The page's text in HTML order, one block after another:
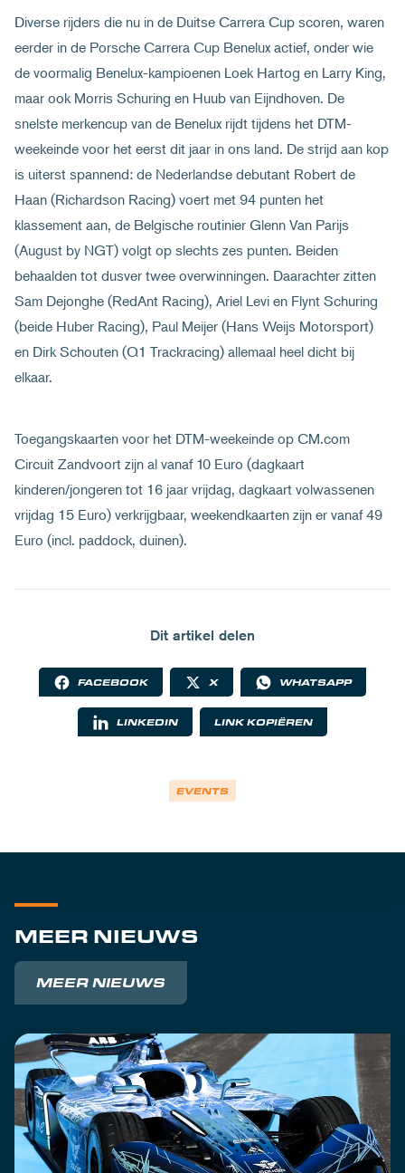
Diverse rijders die nu in de Duitse Carrera Cup scoren, waren
eerder in de Porsche Carrera Cup Benelux actief, onder wie
de voormalig Benelux-kampioenen Loek Hartog en Larry King,
maar ook Morris Schuring en Huub van Eijndhoven. De
snelste merkencup van de Benelux rijdt tijdens het DTM-
weekeinde voor het eerst dit jaar in ons land. De strijd aan kop
is uiterst spannend: de Nederlandse debutant Robert de
Haan (Richardson Racing) voert met 94 punten het
klassement aan, de Belgische routinier Glenn Van Parijs
(August by NGT) volgt op slechts zes punten. Beiden
behaalden tot dusver twee overwinningen. Daarachter zitten
Sam Dejonghe (RedAnt Racing), Ariel Levi en Flynt Schuring
(beide Huber Racing), Paul Meijer (Hans Weijs Motorsport)
en Dirk Schouten (Q1 Trackracing) allemaal heel dicht bij
elkaar.
Toegangskaarten voor het DTM-weekeinde op CM.com
Circuit Zandvoort zijn al vanaf 10 Euro (dagkaart
kinderen/jongeren tot 16 jaar vrijdag, dagkaart volwassenen
vrijdag 15 Euro) verkrijgbaar, weekendkaarten zijn er vanaf 49
Euro (incl. paddock, duinen).
Dit artikel delen
FACEBOOK X WHATSAPP
LINKEDIN LINK KOPIËREN
EVENTS
MEER NIEUWS
MEER NIEUWS